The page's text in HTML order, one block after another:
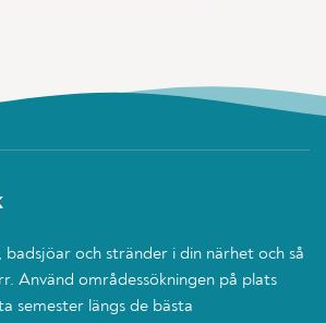
och stränder i din närhet och så
Använd områdessökningen på plats
semester längs de bästa